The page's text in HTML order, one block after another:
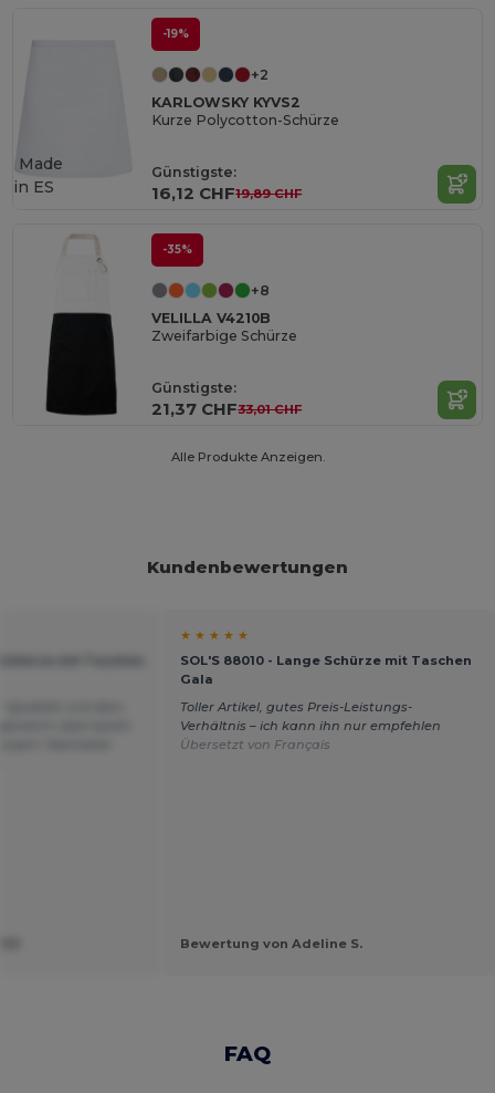
-19%
+2
KARLOWSKY KYVS2
Kurze Polycotton-Schürze
Günstigste:
16,12 CHF19,89 CHF
Made
in ES
-35%
+8
VELILLA V4210B
Zweifarbige Schürze
Günstigste:
21,37 CHF33,01 CHF
Alle Produkte Anzeigen.
Kundenbewertungen
★ ★ ★ ★ ★
SOL'S 88010 - Lange Schürze mit Taschen
Gala
Toller Artikel, gutes Preis-Leistungs-
Verhältnis – ich kann ihn nur empfehlen
Übersetzt von Français
Bewertung von Adeline S.
FAQ